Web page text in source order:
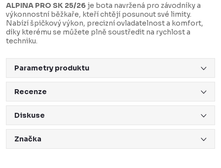
ALPINA PRO SK 25/26 je bota navržená pro závodníky a
výkonnostní běžkaře, kteří chtějí posunout své limity.
Nabízí špičkový výkon, precizní ovladatelnost a komfort,
díky kterému se můžete plně soustředit na rychlost a
techniku.
Parametry produktu
Recenze
Diskuse
Značka